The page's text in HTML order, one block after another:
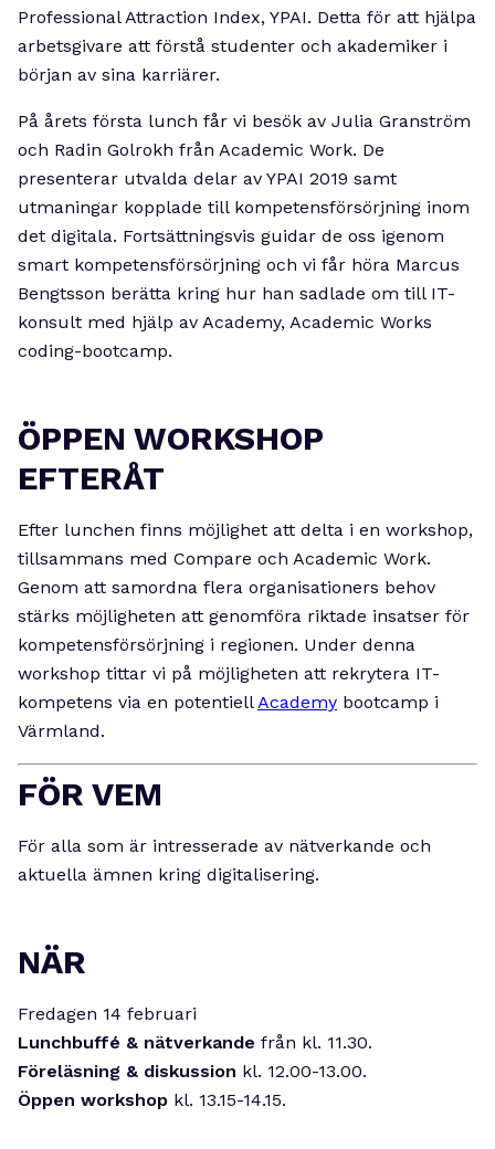
Professional Attraction Index, YPAI. Detta för att hjälpa
arbetsgivare att förstå studenter och akademiker i
början av sina karriärer.
På årets första lunch får vi besök av Julia Granström
och Radin Golrokh från Academic Work. De
presenterar utvalda delar av YPAI 2019 samt
utmaningar kopplade till kompetensförsörjning inom
det digitala. Fortsättningsvis guidar de oss igenom
smart kompetensförsörjning och vi får höra Marcus
Bengtsson berätta kring hur han sadlade om till IT-
konsult med hjälp av Academy, Academic Works
coding-bootcamp.
ÖPPEN WORKSHOP
EFTERÅT
Efter lunchen finns möjlighet att delta i en workshop,
tillsammans med Compare och Academic Work.
Genom att samordna flera organisationers behov
stärks möjligheten att genomföra riktade insatser för
kompetensförsörjning i regionen. Under denna
workshop tittar vi på möjligheten att rekrytera IT-
kompetens via en potentiellAcademy bootcamp i
Värmland.
FÖR VEM
För alla som är intresserade av nätverkande och
aktuella ämnen kring digitalisering.
NÄR
Fredagen 14 februari
Lunchbuffé & nätverkande från kl. 11.30.
Föreläsning & diskussion kl. 12.00-13.00.
Öppen workshop kl. 13.15-14.15.